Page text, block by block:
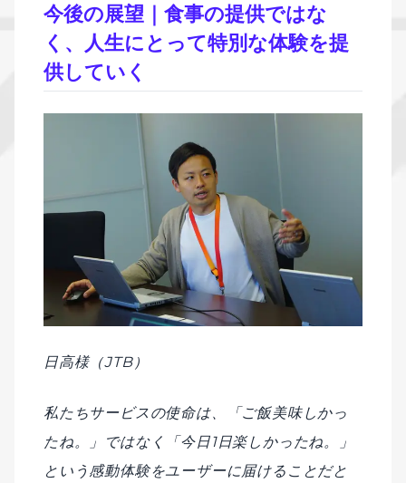
今後の展望｜食事の提供ではな
く、人生にとって特別な体験を提
供していく
日高様（JTB）
私たちサービスの使命は、「ご飯美味しかっ
たね。」ではなく「今日1日楽しかったね。」
という感動体験をユーザーに届けることだと